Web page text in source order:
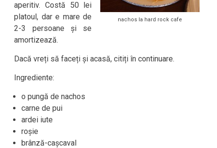
nachos la hard rock cafe
aperitiv. Costă 50 lei
platoul, dar e mare de
2-3 persoane și se
amortizează.
Dacă vreți să faceți și acasă, citiți în continuare.
Ingrediente:
o pungă de nachos
carne de pui
ardei iute
roșie
brânză-cașcaval